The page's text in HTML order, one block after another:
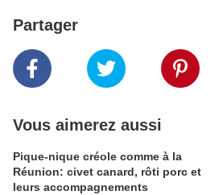
Partager
Vous aimerez aussi
Pique-nique créole comme à la
Réunion: civet canard, rôti porc et
leurs accompagnements